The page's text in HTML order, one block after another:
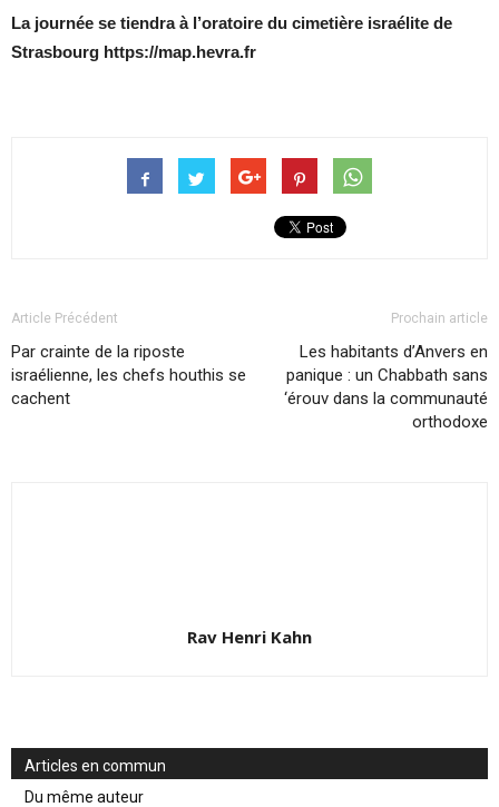
La journée se tiendra à l’oratoire du cimetière israélite de
Strasbourg https://map.hevra.fr
Article Précédent
Par crainte de la riposte
israélienne, les chefs houthis se
cachent
Prochain article
Les habitants d’Anvers en
panique : un Chabbath sans
‘érouv dans la communauté
orthodoxe
Rav Henri Kahn
Articles en commun
Du même auteur